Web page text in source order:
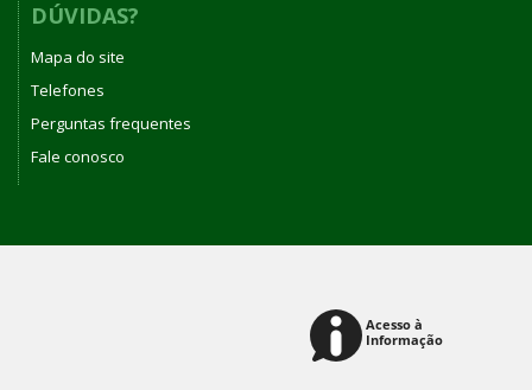
DÚVIDAS?
Mapa do site
Telefones
Perguntas frequentes
Fale conosco